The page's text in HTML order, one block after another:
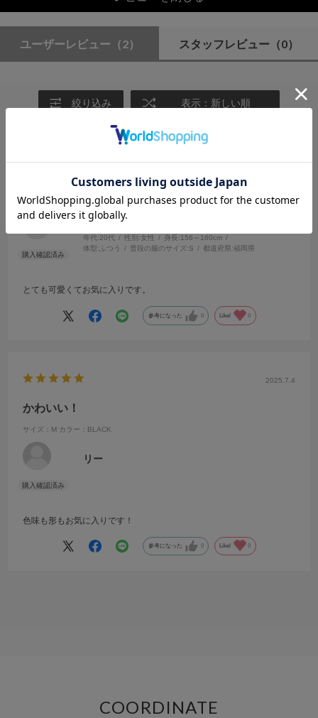
ユーザーレビュー （2） スタッフレビュー （0）
絞り込み 表示：新しい順
とてもかわいいです。
サイズ：M カラー：NAVY
ゆん
年代:20代 性別:女性 身長:156～160cm
体型:ふつう 普段の服のサイズ:S 都道府県:福岡県
とても可愛くてお気に入りです。
参考になった 0 Like! 0
2025.7.4
かわいい！
サイズ：M カラー：BLACK
リー
色味も形もお気に入りです！
参考になった 0 Like! 0
COORDINATE